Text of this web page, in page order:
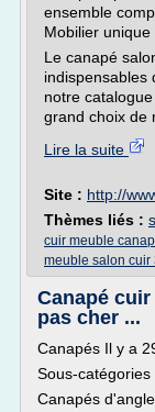
ensemble
Mobilier
Le canapé
indispensables
notre
grand choix de
Lire la suite
Site : http://
Thèmes liés :
cuir meuble
meuble salon cuir
Canapé
pas cher ...
Canapés Il y a
Sous-catégories
Canapés d'angle